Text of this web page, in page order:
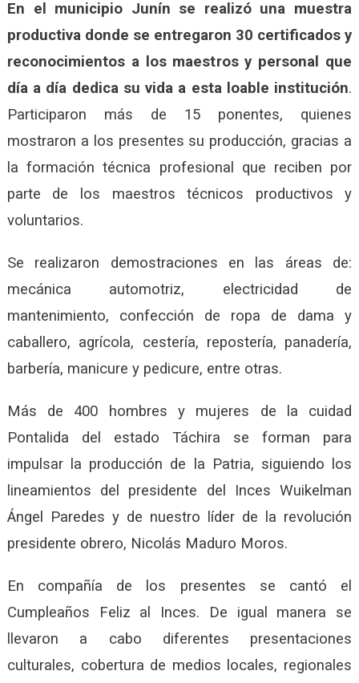
En el municipio Junín se realizó una muestra
productiva donde se entregaron 30 certificados y
reconocimientos a los maestros y personal que
día a día dedica su vida a esta loable institución.
Participaron más de 15 ponentes, quienes
mostraron a los presentes su producción, gracias a
la formación técnica profesional que reciben por
parte de los maestros técnicos productivos y
voluntarios.
Se realizaron demostraciones en las áreas de:
mecánica automotriz, electricidad de
mantenimiento, confección de ropa de dama y
caballero, agrícola, cestería, repostería, panadería,
barbería, manicure y pedicure, entre otras.
Más de 400 hombres y mujeres de la cuidad
Pontalida del estado Táchira se forman para
impulsar la producción de la Patria, siguiendo los
lineamientos del presidente del Inces Wuikelman
Ángel Paredes y de nuestro líder de la revolución
presidente obrero, Nicolás Maduro Moros.
En compañía de los presentes se cantó el
Cumpleaños Feliz al Inces. De igual manera se
llevaron a cabo diferentes presentaciones
culturales, cobertura de medios locales, regionales